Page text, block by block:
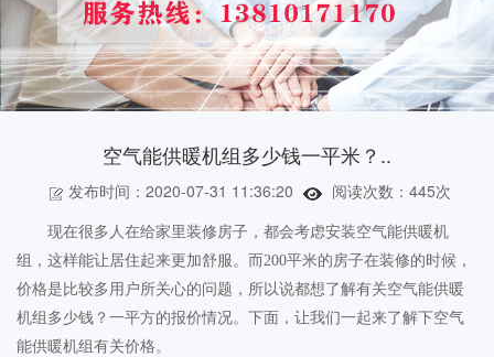
空气能供暖机组多少钱一平米？..
发布时间：2020-07-31 11:36:20 阅读次数： 445次
现在很多人在给家里装修房子，都会考虑安装空气能供暖机
组，这样能让居住起来更加舒服。而200平米的房子在装修的时候，
价格是比较多用户所关心的问题，所以说都想了解有关空气能供暖
机组多少钱？一平方的报价情况。下面，让我们一起来了解下空气
能供暖机组有关价格。